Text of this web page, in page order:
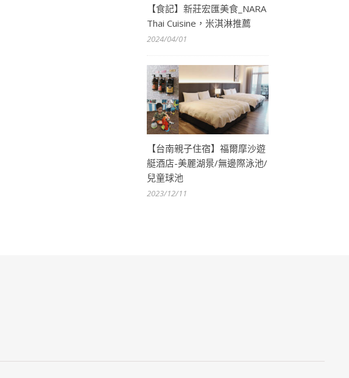
【食記】新莊宏匯美食_NARA
Thai Cuisine，米淇淋推薦
2024/04/01
【台南親子住宿】福爾摩沙遊
艇酒店-美麗湖景/無邊際泳池/
兒童球池
2023/12/11